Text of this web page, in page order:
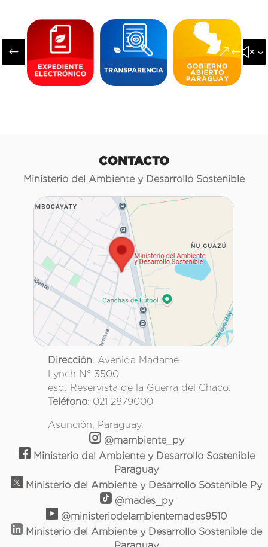
#
CONTACTO
Ministerio del Ambiente y Desarrollo Sostenible
Dirección: Avenida Madame
Lynch N° 3500.
esq. Reservista de la Guerra del Chaco.
Teléfono: 021 2879000
Asunción, Paraguay.
@mambiente_py
Ministerio del Ambiente y Desarrollo Sostenible
Paraguay
Ministerio del Ambiente y Desarrollo Sostenible Py
@mades_py
@ministeriodelambientemades9510
Ministerio del Ambiente y Desarrollo Sostenible de